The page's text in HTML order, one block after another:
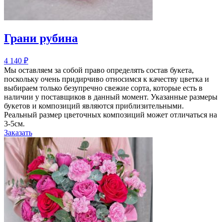
Грани рубина
4 140 ₽
Мы оставляем за собой право определять состав букета,
поскольку очень придирчиво относимся к качеству цветка и
выбираем только безупречно свежие сорта, которые есть в
наличии у поставщиков в данный момент. Указанные размеры
букетов и композиций являются приблизительными.
Реальный размер цветочных композиций может отличаться на
3-5см.
Заказать